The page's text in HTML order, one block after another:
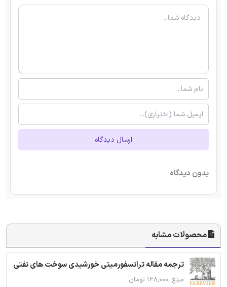
ارسال دیدگاه
بدون دیدگاه
محصولات مشابه
ترجمه مقاله ترانسفورمیتی خورشیدی سوخت های نفتی
مبلغ: ۱۲۸,۰۰۰ تومان